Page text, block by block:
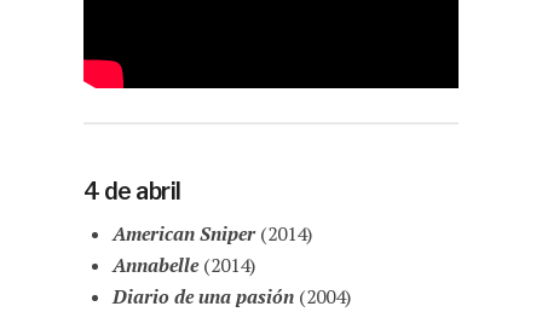
4 de abril
American Sniper(2014)
Annabelle(2014)
Diario de una pasión(2004)